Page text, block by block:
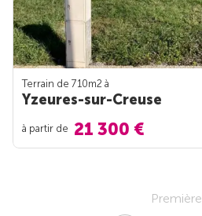
Terrain de 710m2 à
Yzeures-sur-Creuse
à partir de 21 300 €
Première